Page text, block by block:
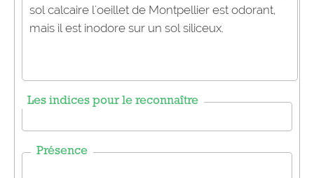
sol calcaire l'oeillet de Montpellier est odorant,
mais il est inodore sur un sol siliceux.
Les indices pour le reconnaître
Présence